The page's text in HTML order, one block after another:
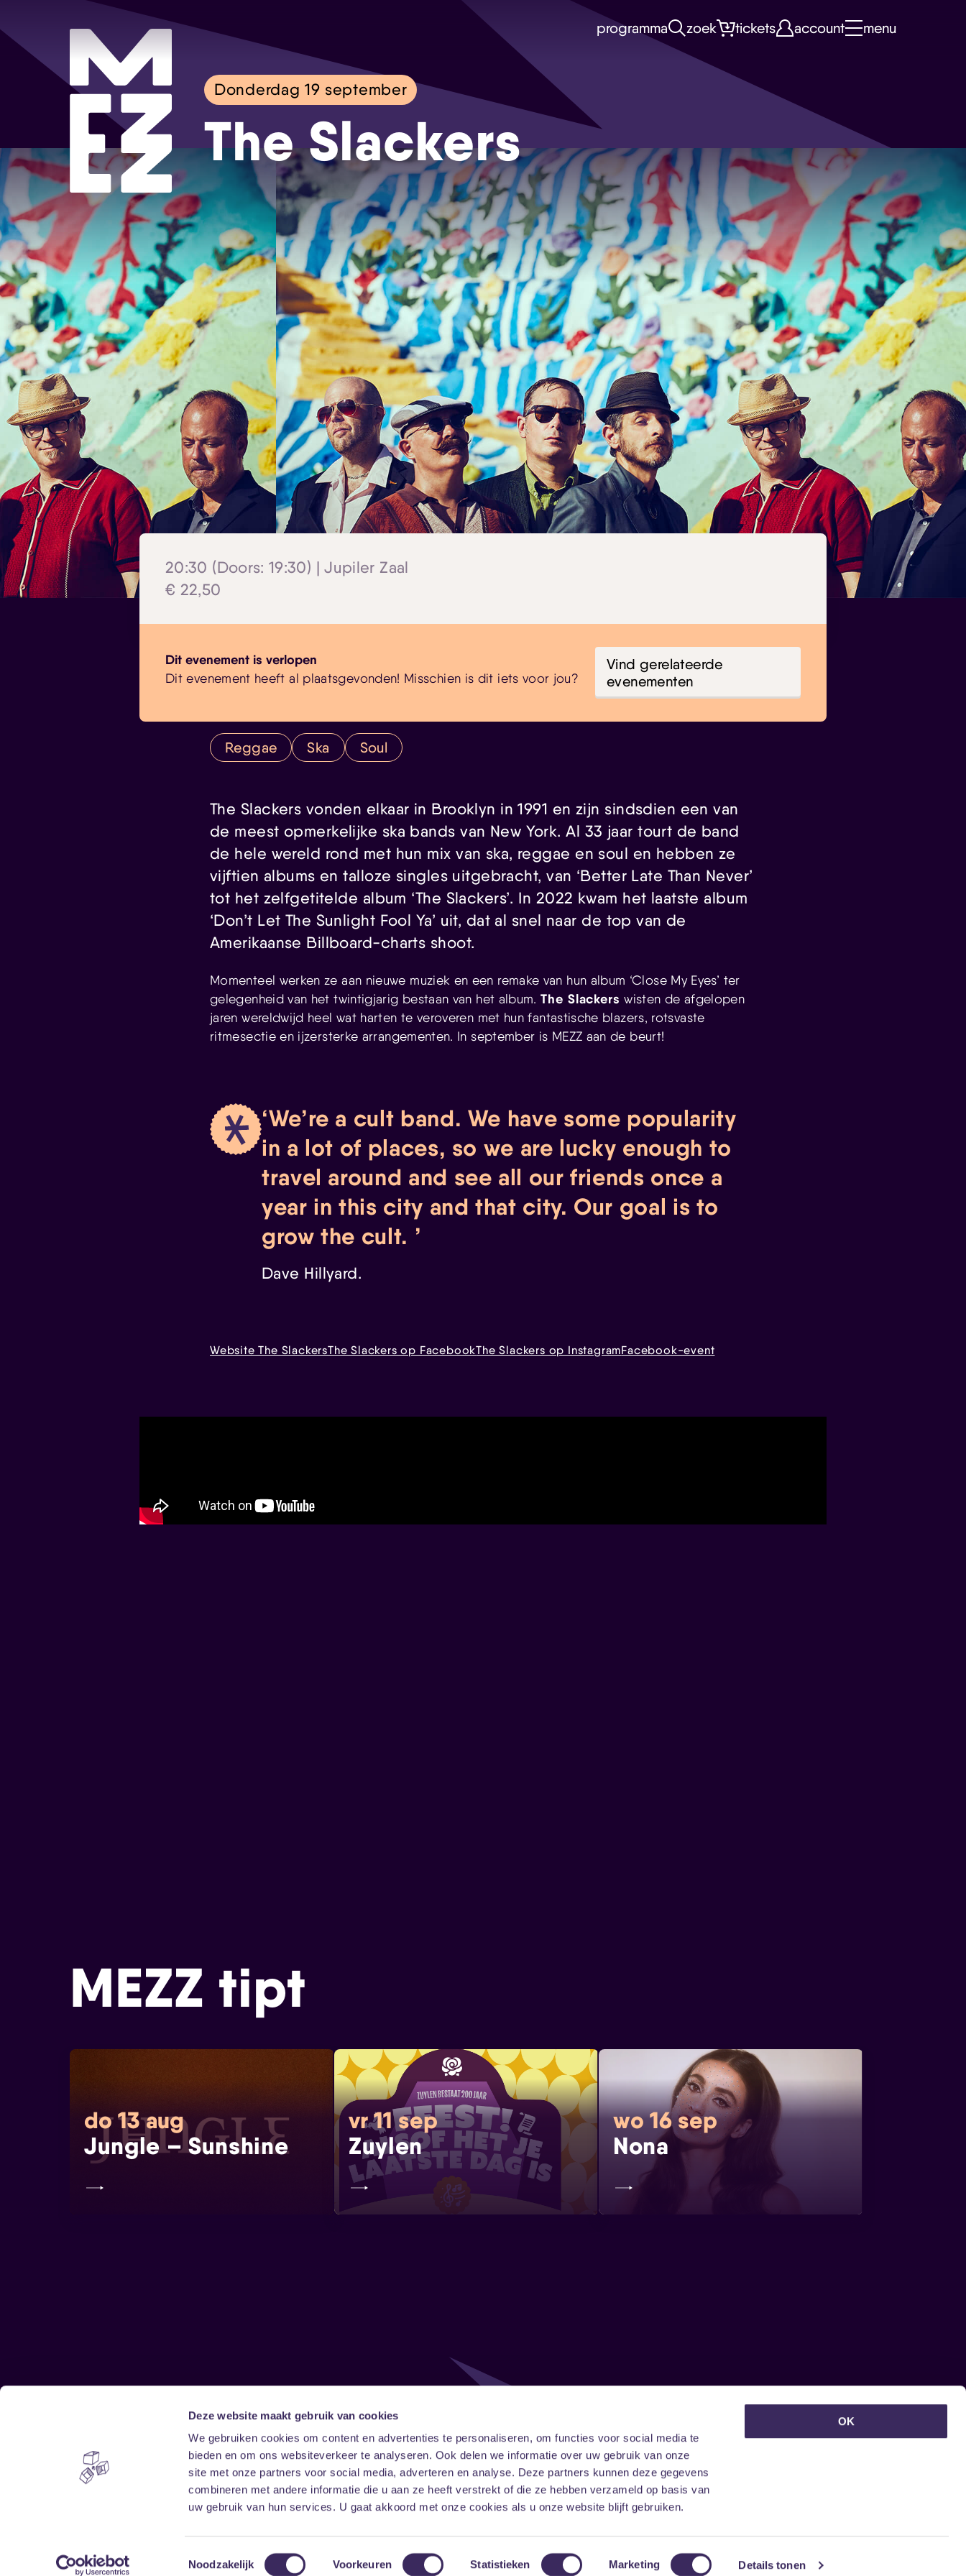
Deze website maakt gebruik van cookies
We gebruiken cookies om content en advertenties te personaliseren, om functies voor social media te
bieden en om ons websiteverkeer te analyseren. Ook delen we informatie over uw gebruik van onze
site met onze partners voor social media, adverteren en analyse. Deze partners kunnen deze gegevens
combineren met andere informatie die u aan ze heeft verstrekt of die ze hebben verzameld op basis van
uw gebruik van hun services. U gaat akkoord met onze cookies als u onze website blijft gebruiken.
Toestemmingsselectie
Noodzakelijk Voorkeuren Statistieken Marketing Details tonen
OK
Skip navigatie
programma zoek tickets account menu
Donderdag 19 september
The Slackers
20:30 (Doors: 19:30) | Jupiler Zaal
€ 22,50
Dit evenement is verlopen
Dit evenement heeft al plaatsgevonden! Misschien is dit iets voor jou?
Vind gerelateerde
evenementen
Reggae Ska Soul
The Slackers vonden elkaar in Brooklyn in 1991 en zijn sindsdien een van
de meest opmerkelijke ska bands van New York. Al 33 jaar tourt de band
de hele wereld rond met hun mix van ska, reggae en soul en hebben ze
vijftien albums en talloze singles uitgebracht, van ‘Better Late Than Never’
tot het zelfgetitelde album ‘The Slackers’. In 2022 kwam het laatste album
‘Don’t Let The Sunlight Fool Ya’ uit, dat al snel naar de top van de
Amerikaanse Billboard-charts shoot.
Momenteel werken ze aan nieuwe muziek en een remake van hun album ‘Close My Eyes’ ter
gelegenheid van het twintigjarig bestaan van het album.The Slackers wisten de afgelopen
jaren wereldwijd heel wat harten te veroveren met hun fantastische blazers, rotsvaste
ritmesectie en ijzersterke arrangementen. In september is MEZZ aan de beurt!
We’re a cult band. We have some popularity
in a lot of places, so we are lucky enough to
travel around and see all our friends once a
year in this city and that city. Our goal is to
grow the cult.
Dave Hillyard.
Website The SlackersThe Slackers op FacebookThe Slackers op InstagramFacebook-event
MEZZ tipt
do 13 aug
Jungle – Sunshine
vr 11 sep
Zuylen
wo 16 sep
Nona
Home
Vrijwilligers
Disclaimer
Toegankelijkheid
Privacy & cookies
Follow
FacebookInstagramLinkedIn
Onze nieuwsbrief ontvangen?